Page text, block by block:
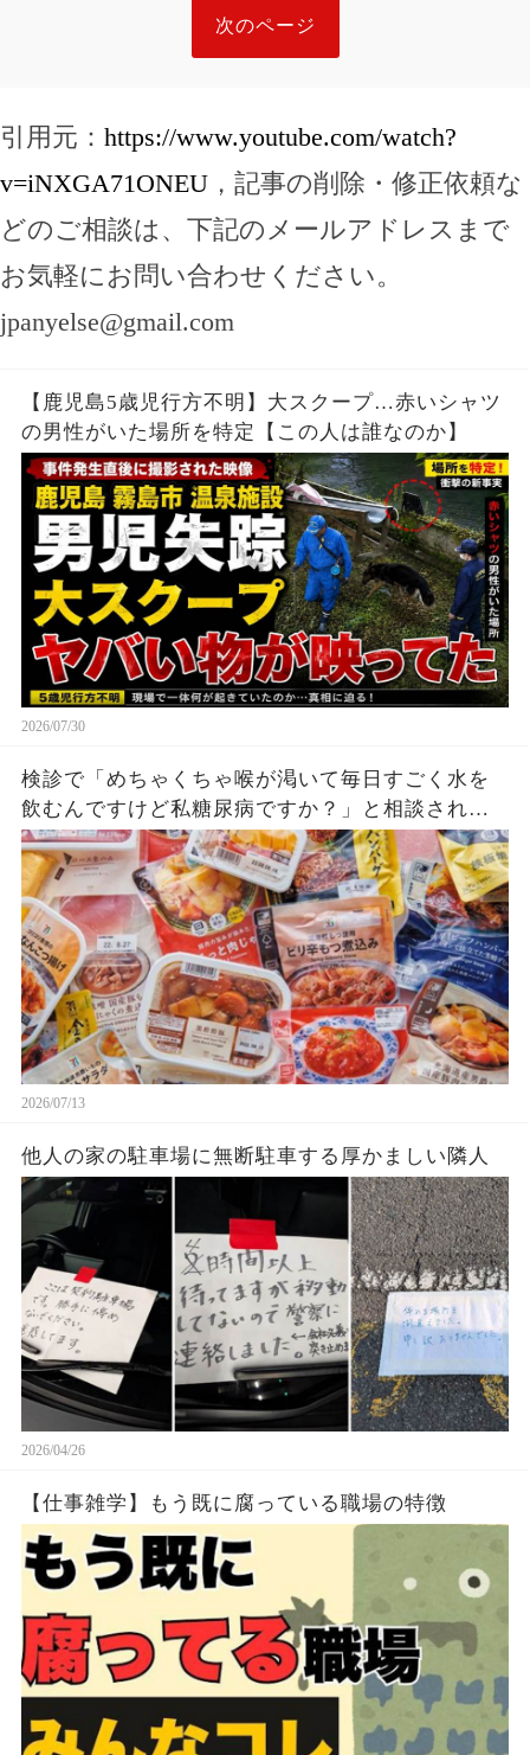
次のページ
引用元： https://www.youtube.com/watch?
v=iNXGA71ONEU ，記事の削除・修正依頼な
どのご相談は、下記のメールアドレスまで
お気軽にお問い合わせください。
jpanyelse@gmail.com
【鹿児島5歳児行方不明】大スクープ…赤いシャツ
の男性がいた場所を特定【この人は誰なのか】
2026/07/30
検診で「めちゃくちゃ喉が渇いて毎日すごく水を
飲むんですけど私糖尿病ですか？」と相談され、
そんなデータじゃないけどと思いつつ話を聞いて
たら、「コンビニとか大衆向けのごはんはほぼ味
なしで作られてるから自分で塩とか醤油調整しな
いといけないのがめんどくさい」と言いだされ、
なんか察した。
2026/07/13
他人の家の駐車場に無断駐車する厚かましい隣人
2026/04/26
【仕事雑学】もう既に腐っている職場の特徴